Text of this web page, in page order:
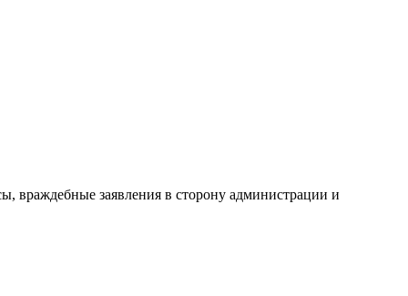
враждебные заявления в сторону администрации и